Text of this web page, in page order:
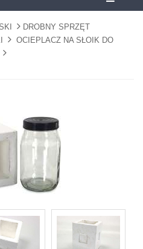
DROBNY SPRZĘT
OCIEPLACZ NA SŁOIK DO